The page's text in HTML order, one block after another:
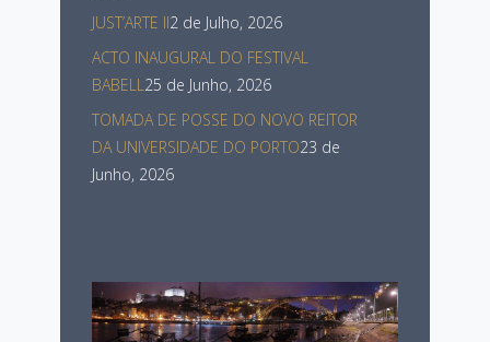
JUST’ARTE II2 de Julho, 2026
ACTO INAUGURAL DO FESTIVAL
BABELL25 de Junho, 2026
TOMADA DE POSSE DO NOVO REITOR
DA UNIVERSIDADE DO PORTO23 de
Junho, 2026